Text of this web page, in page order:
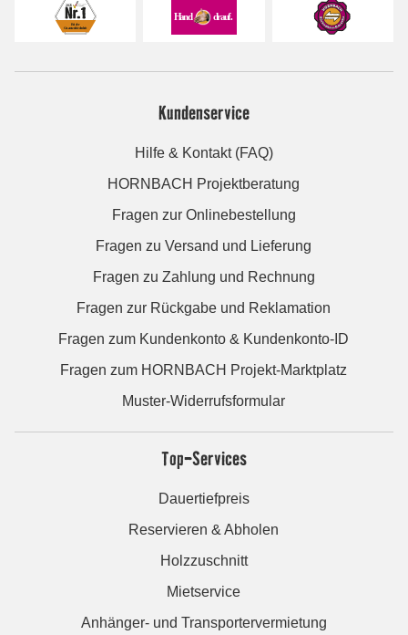
Kundenservice
Hilfe & Kontakt (FAQ)
HORNBACH Projektberatung
Fragen zur Onlinebestellung
Fragen zu Versand und Lieferung
Fragen zu Zahlung und Rechnung
Fragen zur Rückgabe und Reklamation
Fragen zum Kundenkonto & Kundenkonto-ID
Fragen zum HORNBACH Projekt-Marktplatz
Muster-Widerrufsformular
Top-Services
Dauertiefpreis
Reservieren & Abholen
Holzzuschnitt
Mietservice
Anhänger- und Transportervermietung